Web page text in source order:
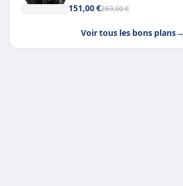
151,00 €269,00 €
Voir tous les bons plans→